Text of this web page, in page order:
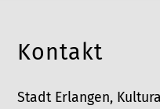
Kontakt
Stadt Erlangen,